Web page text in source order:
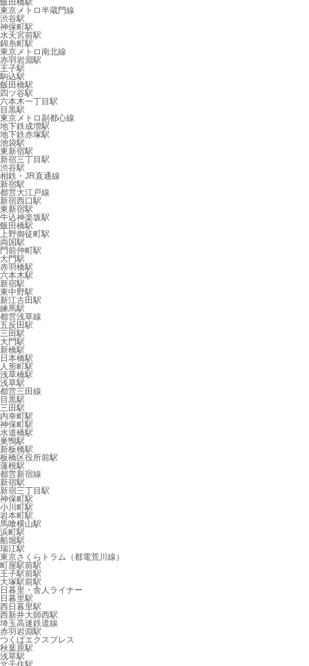
飯田橋駅
東京メトロ半蔵門線
渋谷駅
神保町駅
水天宮前駅
錦糸町駅
東京メトロ南北線
赤羽岩淵駅
王子駅
駒込駅
飯田橋駅
四ツ谷駅
六本木一丁目駅
目黒駅
東京メトロ副都心線
地下鉄成増駅
地下鉄赤塚駅
池袋駅
東新宿駅
新宿三丁目駅
渋谷駅
相鉄・JR直通線
新宿駅
都営大江戸線
新宿西口駅
東新宿駅
牛込神楽坂駅
飯田橋駅
上野御徒町駅
両国駅
門前仲町駅
大門駅
赤羽橋駅
六本木駅
新宿駅
東中野駅
新江古田駅
練馬駅
都営浅草線
五反田駅
三田駅
大門駅
新橋駅
日本橋駅
人形町駅
浅草橋駅
浅草駅
都営三田線
目黒駅
三田駅
内幸町駅
神保町駅
水道橋駅
巣鴨駅
新板橋駅
板橋区役所前駅
蓮根駅
都営新宿線
新宿駅
新宿三丁目駅
神保町駅
小川町駅
岩本町駅
馬喰横山駅
浜町駅
船堀駅
瑞江駅
東京さくらトラム（都電荒川線）
町屋駅前駅
王子駅前駅
大塚駅前駅
日暮里・舎人ライナー
日暮里駅
西日暮里駅
西新井大師西駅
埼玉高速鉄道線
赤羽岩淵駅
つくばエクスプレス
秋葉原駅
浅草駅